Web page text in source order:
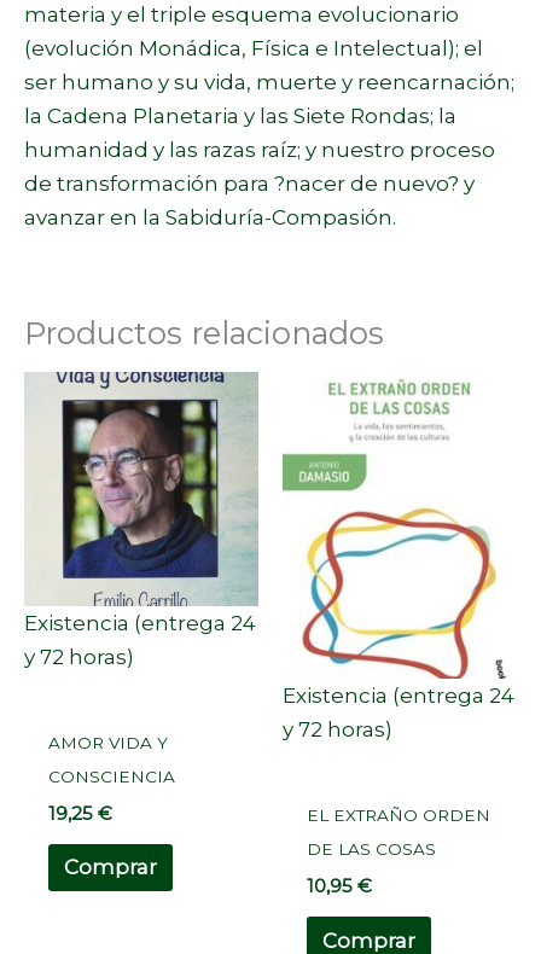
materia y el triple esquema evolucionario
(evolución Monádica, Física e Intelectual); el
ser humano y su vida, muerte y reencarnación;
la Cadena Planetaria y las Siete Rondas; la
humanidad y las razas raíz; y nuestro proceso
de transformación para ?nacer de nuevo? y
avanzar en la Sabiduría-Compasión.
Productos relacionados
Existencia (entrega 24
y 72 horas)
AMOR VIDA Y
CONSCIENCIA
19,25€
Comprar
Existencia (entrega 24
y 72 horas)
EL EXTRAÑO ORDEN
DE LAS COSAS
10,95€
Comprar